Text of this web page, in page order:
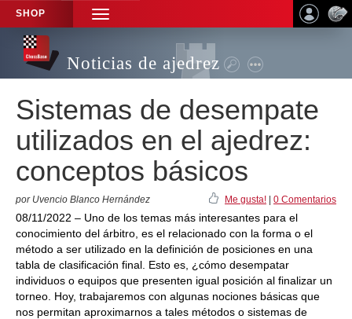
SHOP
TOGGLE
NAVIGATION
Noticias de ajedrez
Sistemas de desempate
utilizados en el ajedrez:
conceptos básicos
por Uvencio Blanco Hernández Me gusta! 0 Comentarios
08/11/2022 – Uno de los temas más interesantes para el
conocimiento del árbitro, es el relacionado con la forma o el
método a ser utilizado en la definición de posiciones en una
tabla de clasificación final. Esto es, ¿cómo desempatar
individuos o equipos que presenten igual posición al finalizar un
torneo. Hoy, trabajaremos con algunas nociones básicas que
nos permitan aproximarnos a tales métodos o sistemas de